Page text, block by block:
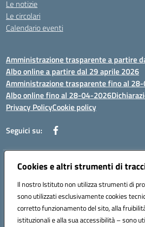
Cookies e altri strumenti di
Il nostro Istituto non utilizza strumenti di
sono utilizzati esclusivamente cookies
corretto funzionamento del sito, alla
istituzionali e alla sua accessibilità – sono
Le notizie
Le circolari
Calendario eventi
Amministrazione trasparente a partire
Albo online a partire dal 29 aprile 2026
Amministrazione trasparente fino al
Albo online fino al 28-04-2026
Privacy PolicyCookie policy
Seguici su:
Indirizzo:Via Selicato, 1 71122 FOGGIA (FG)
Posta elettronica certificata (PEC):
Codice fiscale: 80005820719
Codice meccanografico: FGEE01200C